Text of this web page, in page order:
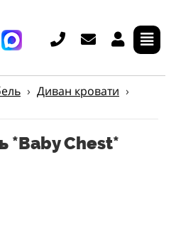
› Диван кровати ›
*Baby Chest*